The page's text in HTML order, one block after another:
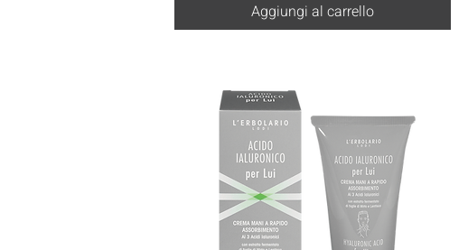
Aggiungi al carrello